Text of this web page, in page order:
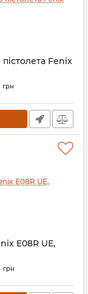
пістолета Fenix
грн
E08R UE,
грн